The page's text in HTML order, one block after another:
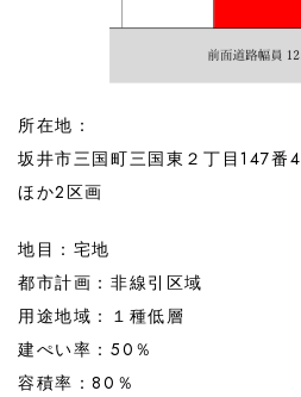
所在地：
坂井市三国町三国東２丁目147番4
ほか2区画
地目：宅地
都市計画：非線引区域
用途地域：１種低層
建ぺい率：50％
容積率：80％